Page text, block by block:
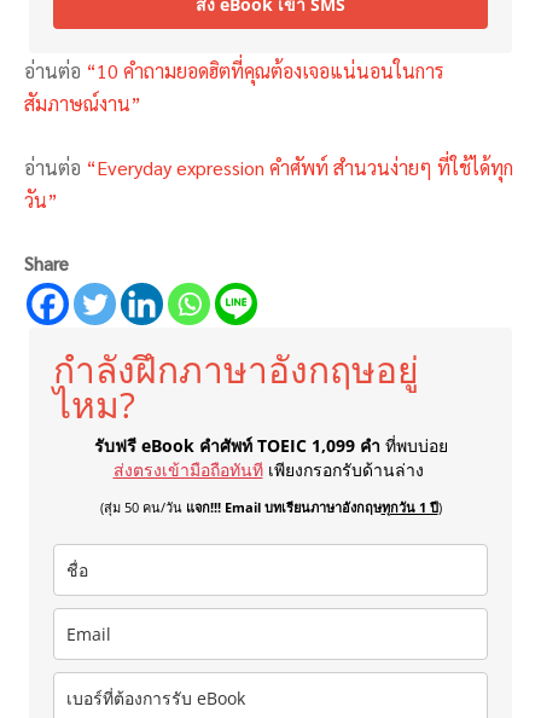
อ่านต่อ “10 คำถามยอดฮิตที่คุณต้องเจอแน่นอนในการ
สัมภาษณ์งาน”
อ่านต่อ “Everyday expression คำศัพท์ สำนวนง่ายๆ ที่ใช้ได้ทุก
วัน”
Share
กำลังฝึกภาษาอังกฤษอยู่
ไหม?
รับฟรี eBook คำศัพท์ TOEIC 1,099 คำ ที่พบบ่อย
ส่งตรงเข้ามือถือทันที เพียงกรอกรับด้านล่าง
(สุ่ม 50 คน/วัน แจก!!! Email บทเรียนภาษาอังกฤษทุกวัน 1 ปี)